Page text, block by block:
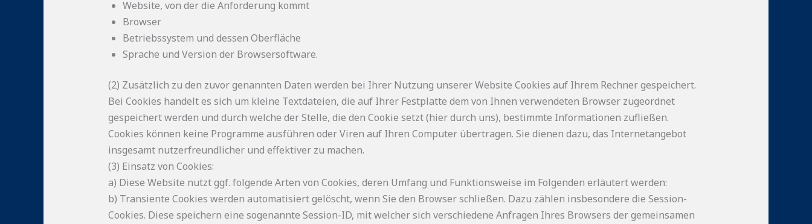
Website, von der die Anforderung kommt
Browser
Betriebssystem und dessen Oberfläche
Sprache und Version der Browsersoftware.
(2) Zusätzlich zu den zuvor genannten Daten werden bei Ihrer Nutzung unserer Website Cookies auf Ihrem Rechner gespeichert.
Bei Cookies handelt es sich um kleine Textdateien, die auf Ihrer Festplatte dem von Ihnen verwendeten Browser zugeordnet
gespeichert werden und durch welche der Stelle, die den Cookie setzt (hier durch uns), bestimmte Informationen zufließen.
Cookies können keine Programme ausführen oder Viren auf Ihren Computer übertragen. Sie dienen dazu, das Internetangebot
insgesamt nutzerfreundlicher und effektiver zu machen.
(3) Einsatz von Cookies:
a) Diese Website nutzt ggf. folgende Arten von Cookies, deren Umfang und Funktionsweise im Folgenden erläutert werden:
b) Transiente Cookies werden automatisiert gelöscht, wenn Sie den Browser schließen. Dazu zählen insbesondere die Session-
Cookies. Diese speichern eine sogenannte Session-ID, mit welcher sich verschiedene Anfragen Ihres Browsers der gemeinsamen